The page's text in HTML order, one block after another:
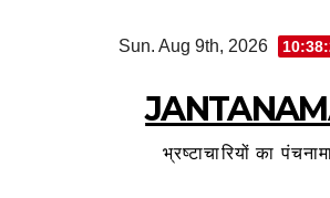
Sun. Aug 9th, 2026
भ्रष्टाचारियों का